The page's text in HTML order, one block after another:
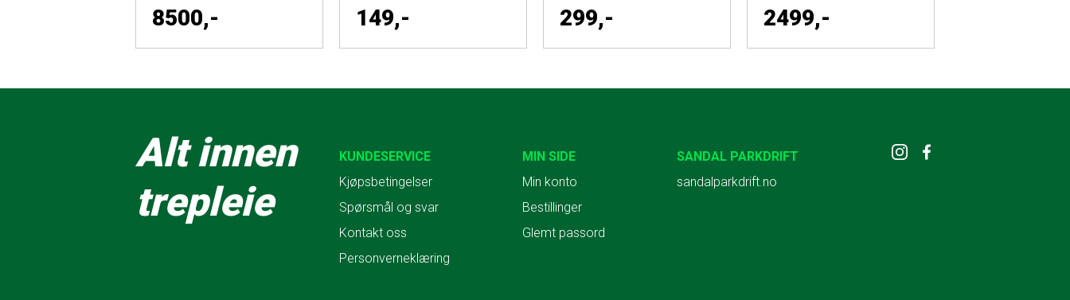
8500,- 149,- 299,- 2499,-
Alt innen
trepleie
KUNDESERVICE
Kjøpsbetingelser
Spørsmål og svar
Kontakt oss
Personverneklæring
MIN SIDE
Min konto
Bestillinger
Glemt passord
SANDAL PARKDRIFT
sandalparkdrift.no